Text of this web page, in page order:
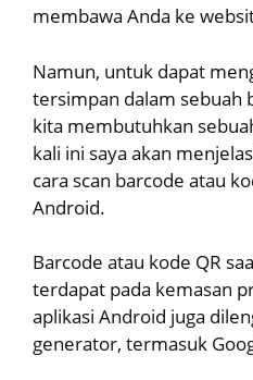
membawa Anda ke
Namun, untuk dapat
tersimpan dalam sebuah
kita membutuhkan
kali ini saya akan
cara scan barcode atau
Android.
Barcode atau kode QR
terdapat pada kemasan
aplikasi Android juga
generator, termasuk